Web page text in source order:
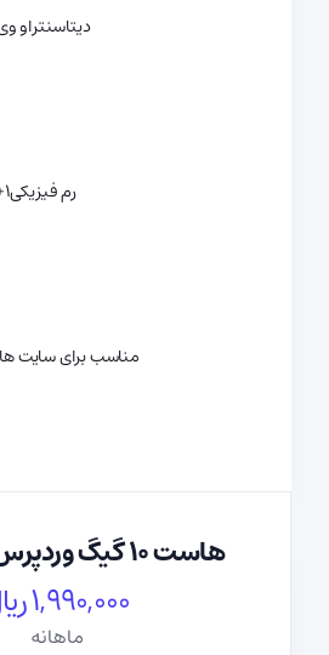
دیتاسنتراو
رم فیزیکی
مناسب برای سایت
هاست 10 گیگ وردپرس انگلستان
1,990,000 ریال
ماهانه